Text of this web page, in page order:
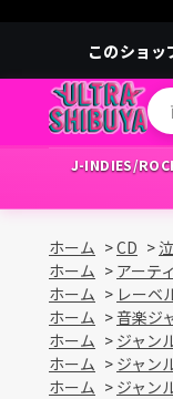
このショッ
J-INDIES/
ホーム >CD >
ホーム > アーテ
ホーム > レーベ
ホーム >音楽ジ
ホーム > ジャン
ホーム > ジャン
ホーム > ジャン